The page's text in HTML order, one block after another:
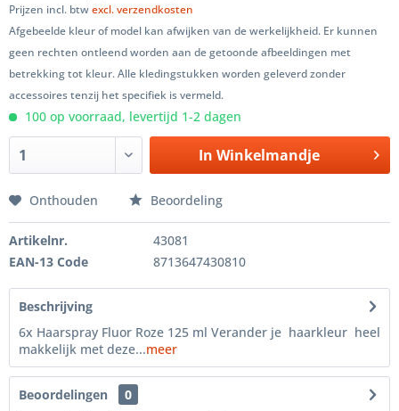
Prijzen incl. btwexcl. verzendkosten
Afgebeelde kleur of model kan afwijken van de werkelijkheid. Er kunnen
geen rechten ontleend worden aan de getoonde afbeeldingen met
betrekking tot kleur. Alle kledingstukken worden geleverd zonder
accessoires tenzij het specifiek is vermeld.
100 op voorraad, levertijd 1-2 dagen
In Winkelmandje
Onthouden Beoordeling
Artikelnr.
43081
EAN-13 Code
8713647430810
Beschrijving
6x Haarspray Fluor Roze 125 ml Verander je haarkleur heel
makkelijk met deze...meer
Beoordelingen
0